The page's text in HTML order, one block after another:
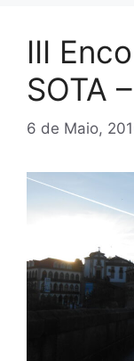
III
SOTA
6 de Maio,